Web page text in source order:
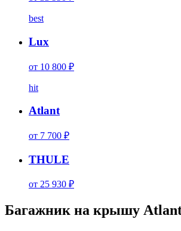
best
Lux
от 10 800 ₽
hit
Atlant
от 7 700 ₽
THULE
от 25 930 ₽
Багажник на крышу Atlant